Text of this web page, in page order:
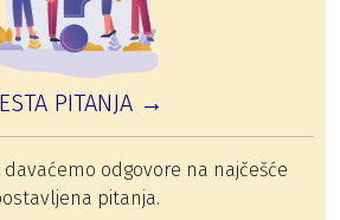
PITANJA →
odgovore na najčešće
pitanja.